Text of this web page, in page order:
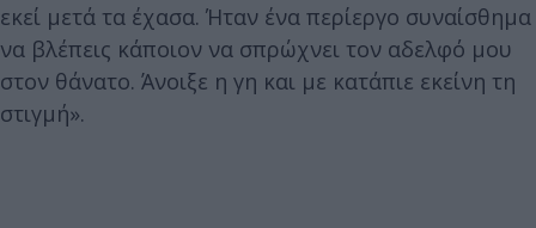
εκεί μετά τα έχασα. Ήταν ένα περίεργο συναίσθημα
να βλέπεις κάποιον να σπρώχνει τον αδελφό μου
στον θάνατο. Άνοιξε η γη και με κατάπιε εκείνη τη
στιγμή».